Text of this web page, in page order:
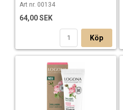
Art nr. 00134
64,00 SEK
Köp